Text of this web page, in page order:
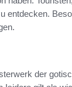
entdecken.
der